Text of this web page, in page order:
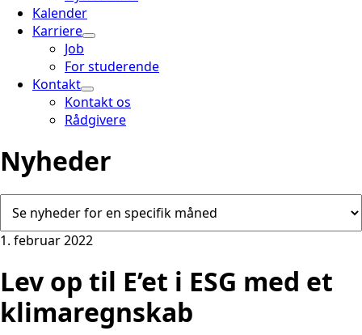
Kalender
Karriere
Job
For studerende
Kontakt
Kontakt os
Rådgivere
Nyheder
1. februar 2022
Lev op til E’et i ESG med et
klimaregnskab